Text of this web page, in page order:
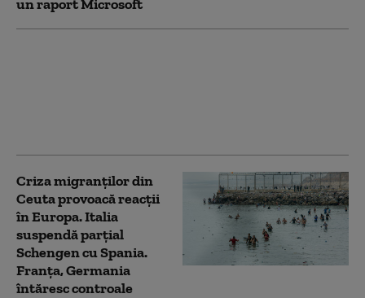
un raport Microsoft
Criza migranților din
Ceuta provoacă reacții
în Europa. Italia
suspendă parțial
Schengen cu Spania.
Franța, Germania
întăresc controale